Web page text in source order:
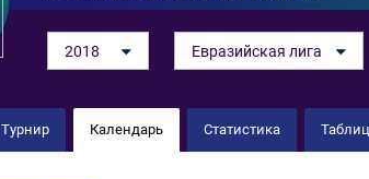
2018 Евразийская лига
Турнир Календарь Статистика